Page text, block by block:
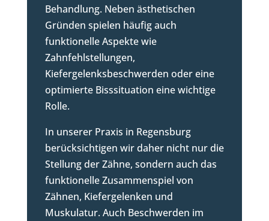
Behandlung. Neben ästhetischen
Gründen spielen häufig auch
funktionelle Aspekte wie
Zahnfehlstellungen,
Kiefergelenksbeschwerden oder eine
optimierte Bisssituation eine wichtige
Rolle.
In unserer Praxis in Regensburg
berücksichtigen wir daher nicht nur die
Stellung der Zähne, sondern auch das
funktionelle Zusammenspiel von
Zähnen, Kiefergelenken und
Muskulatur. Auch Beschwerden im